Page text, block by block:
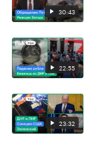
30:43
22:55
23:32